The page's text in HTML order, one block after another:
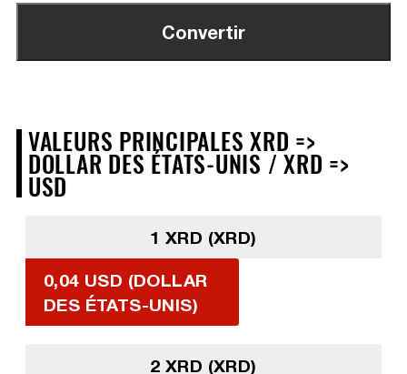
VALEURS PRINCIPALES XRD =>
DOLLAR DES ÉTATS-UNIS / XRD =>
USD
1 XRD (XRD)
0,04 USD (DOLLAR
DES ÉTATS-UNIS)
2 XRD (XRD)